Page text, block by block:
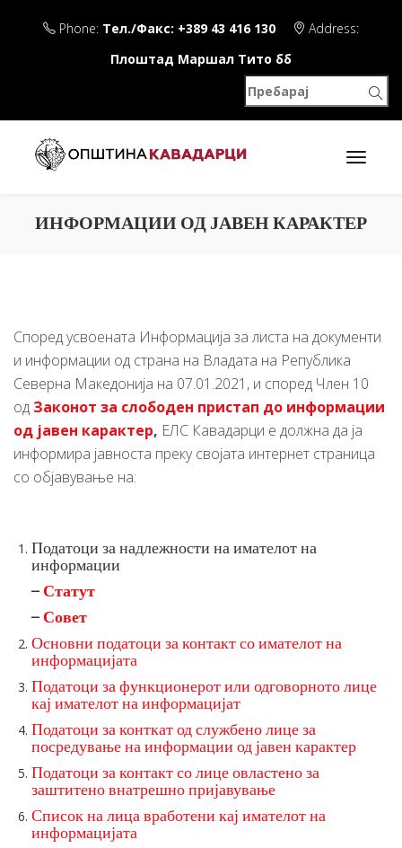
Phone: Тел./Факс: +389 43 416 130
Address:
Плоштад Маршал Тито бб
ИНФОРМАЦИИ ОД ЈАВЕН КАРАКТЕР
Според усвоената Информација за листа на документи
и информации од страна на Владата на Република
Северна Македонија на 07.01.2021, и според Член 10
од Законот за слободен пристап до информации
од јавен карактер, ЕЛС Кавадарци е должна да ја
информира јавноста преку својата интернет страница
со објавување на:
Податоци за надлежности на имателот на
информации
– Статут
– Совет
Основни податоци за контакт со имателот на
информацијата
Податоци за функционерот или одговорното лице
кај имателот на информацијат
Податоци за конткат од службено лице за
посредување на информации од јавен карактер
Податоци за контакт со лице овластено за
заштитено внатрешно пријавување
Список на лица вработени кај имателот на
информацијата